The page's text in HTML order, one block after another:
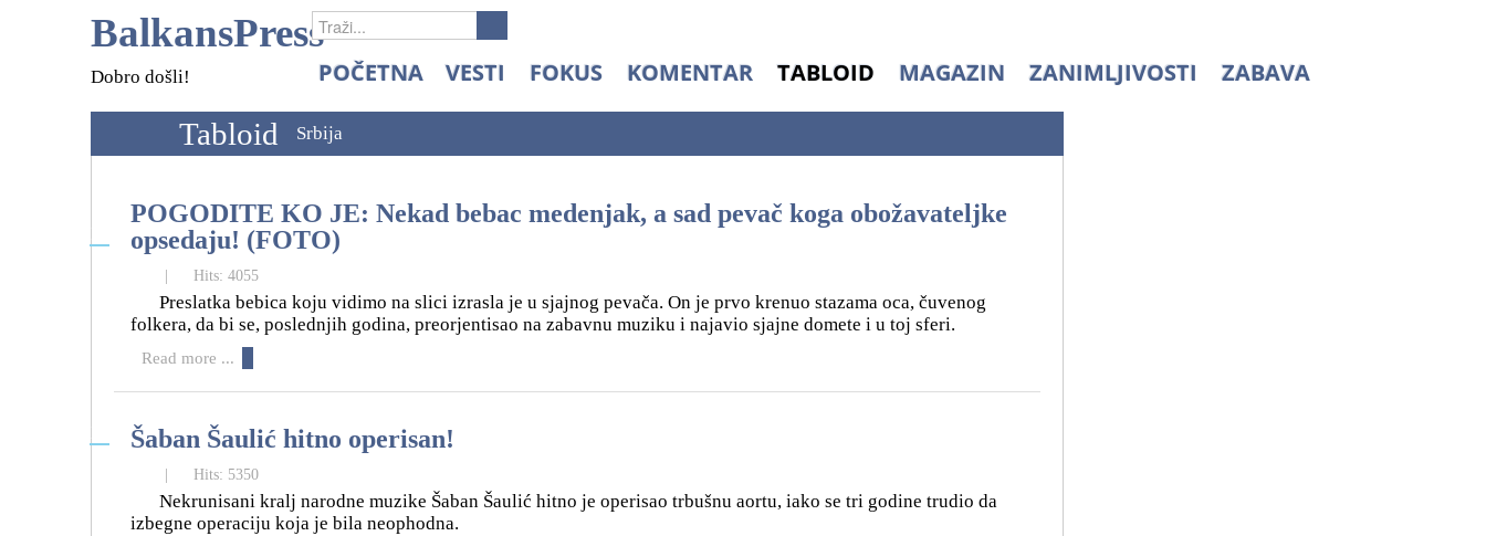
BalkansPress
Dobro došli! POČETNA VESTI FOKUS KOMENTAR TABLOID MAGAZIN ZANIMLJIVOSTI ZABAVA
Tabloid Srbija
POGODITE KO JE: Nekad bebac medenjak, a sad pevač koga obožavateljke
opsedaju! (FOTO)
|
Hits: 4055
Preslatka bebica koju vidimo na slici izrasla je u sjajnog pevača. On je prvo krenuo stazama oca, čuvenog
folkera, da bi se, poslednjih godina, preorjentisao na zabavnu muziku i najavio sjajne domete i u toj sferi.
Read more ...
Šaban Šaulić hitno operisan!
|
Hits: 5350
Nekrunisani kralj narodne muzike Šaban Šaulić hitno je operisao trbušnu aortu, iako se tri godine trudio da
izbegne operaciju koja je bila neophodna.